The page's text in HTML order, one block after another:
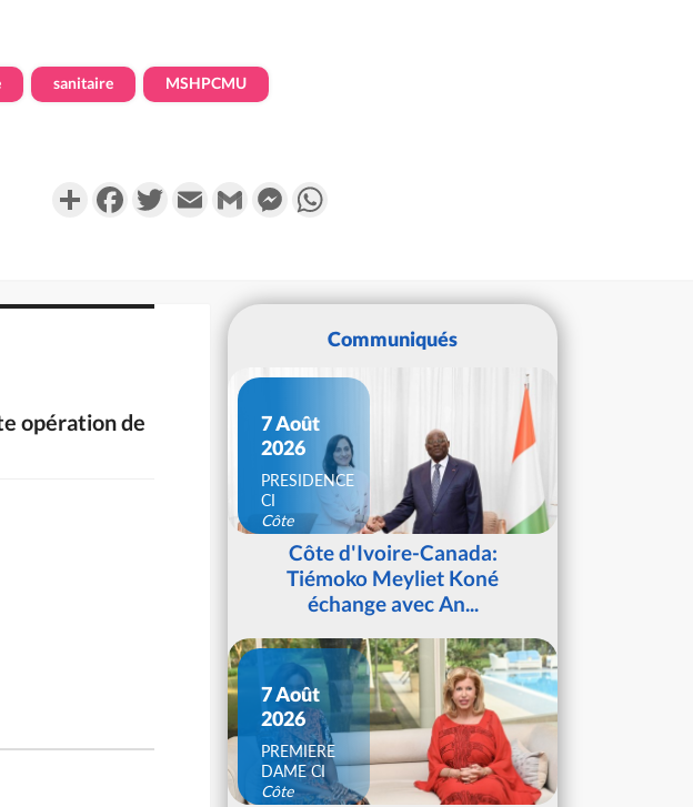
sanitaire MSHPCMU
PartagerFacebookTwitterEmail Gmail Messenger
opération de
Communiqués
7 Août
2026
PRESIDENCE
CI
Côte
d'IvoireCôte d'Ivoire-Canada:
Tiémoko Meyliet Koné
échange avec An...
7 Août
2026
PREMIERE
DAME CI
Côte